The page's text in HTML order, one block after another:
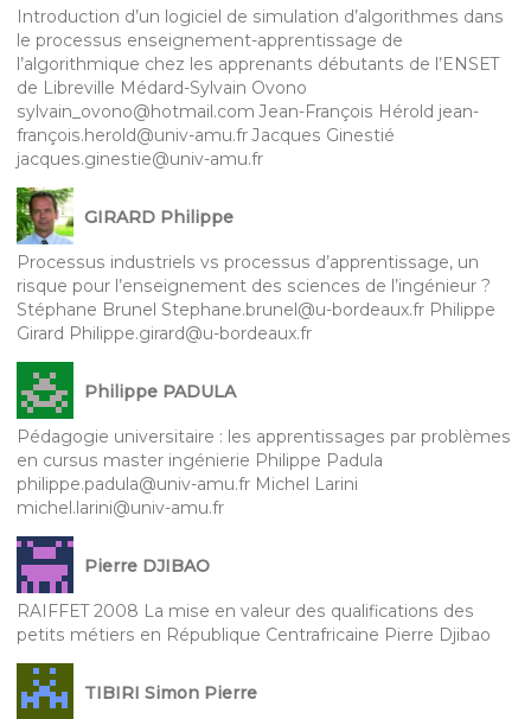
Introduction d’un logiciel de simulation d’algorithmes dans
le processus enseignement-apprentissage de
l’algorithmique chez les apprenants débutants de l’ENSET
de Libreville Médard-Sylvain Ovono
sylvain_ovono@hotmail.com Jean-François Hérold jean-
françois.herold@univ-amu.fr Jacques Ginestié
jacques.ginestie@univ-amu.fr
GIRARD Philippe
Processus industriels vs processus d’apprentissage, un
risque pour l’enseignement des sciences de l’ingénieur ?
Stéphane Brunel Stephane.brunel@u-bordeaux.fr Philippe
Girard Philippe.girard@u-bordeaux.fr
Philippe PADULA
Pédagogie universitaire : les apprentissages par problèmes
en cursus master ingénierie Philippe Padula
philippe.padula@univ-amu.fr Michel Larini
michel.larini@univ-amu.fr
Pierre DJIBAO
RAIFFET 2008 La mise en valeur des qualifications des
petits métiers en République Centrafricaine Pierre Djibao
TIBIRI Simon Pierre